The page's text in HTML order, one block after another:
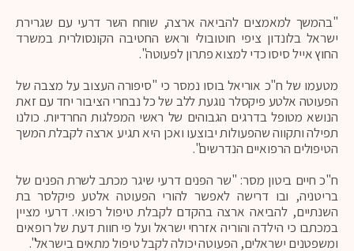
"בהמשך למאמצים להביאה ארצה, שוחח השר דרעי עם שגרירת
ישראל בלונדון ציפי חוטובולי וראש החטיבה הקונסולרית במשרד
החוץ אייל סיסו כדי למצוא פתרון לפעוטה".
מטעמו של ח"כ אוריאל בוסו נמסר כי "סיפורה העצוב על מצבה של
הפעוטה אלטע פיקסלר נוגעת ללב של כל נבחרי הציבור יחד עם זאת
הנושא מטופל בדרגים הגבוהים של ראשי המפלגות החרדיות. כולנו
תפילה ותקווה שהפעולות יבוצעו ואכן היא תגיע ארצה לקבלת המשך
הטיפולים הרפואיים הנדרשים".
ח"כ חיים ביטון מסר: "שר הפנים דרעי שיגר מכתב לשרת הפנים של
בריטניה, ובו דרישה לאפשר להורי הפעוטה אלטע פיקלסר בת
השנתיים, להביאה ארצה בהקדם לקבלת טיפול רפואי. דרעי מציין
במכתבו כי הילדה והוריה אזרחי ישראל ועל פי חוות דעת של רופאים
ומשפטנים ישראלים, הפעוטה יכולה לקבל טיפול מתאים בישראל".